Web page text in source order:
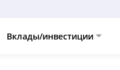
Вклады/инвестиции